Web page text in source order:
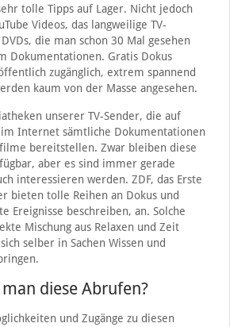
tolle Tipps auf Lager. Nicht jedoch
Videos, das langweilige TV-
die man schon 30 Mal gesehen
Dokumentationen. Gratis Dokus
zugänglich, extrem spannend
kaum von der Masse angesehen.
unserer TV-Sender, die auf
Internet sämtliche Dokumentationen
bereitstellen. Zwar bleiben diese
aber es sind immer gerade
interessieren werden. ZDF, das Erste
bieten tolle Reihen an Dokus und
Ereignisse beschreiben, an. Solche
Mischung aus Relaxen und Zeit
selber in Sachen Wissen und
diese Abrufen?
und Zugänge zu diesen